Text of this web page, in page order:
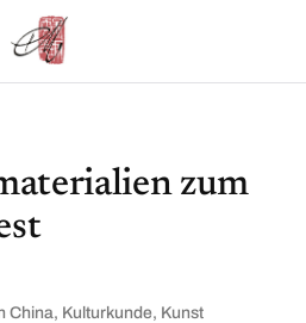
zum
China, Kulturkunde, Kunst